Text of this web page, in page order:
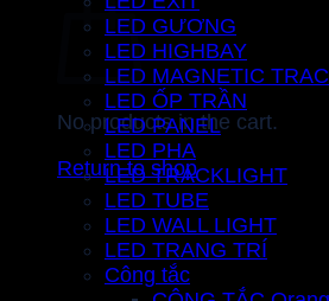
No products in the cart.
Return to shop
LED GƯƠNG
LED HIGHBAY
LED MAGNETIC
LED ỐP TRẦN
LED PANEL
LED PHA
LED TRACKLIGHT
LED TUBE
LED WALL LIGHT
LED TRANG TRÍ
Công tắc